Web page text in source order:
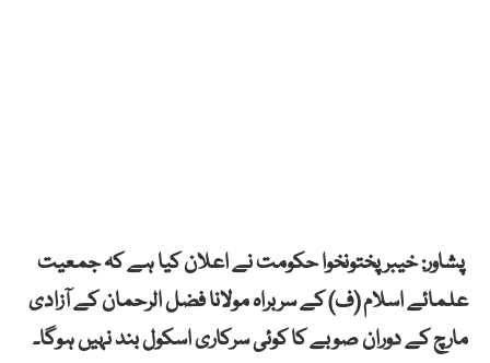
پشاور: خیبرپختونخوا حکومت نے اعلان کیا ہے کہ جمعیت
علمائے اسلام (ف) کے سربراہ مولانا فضل الرحمان کے آزادی
مارچ کے دوران صوبے کا کوئی سرکاری اسکول بند نہیں ہوگا۔